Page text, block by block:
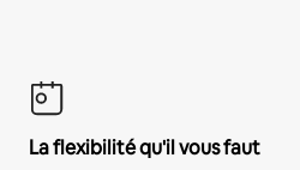
La flexibilité qu'il vous faut